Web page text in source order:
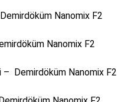
Nanomix F2
Nanomix F2
– Demirdöküm Nanomix F2